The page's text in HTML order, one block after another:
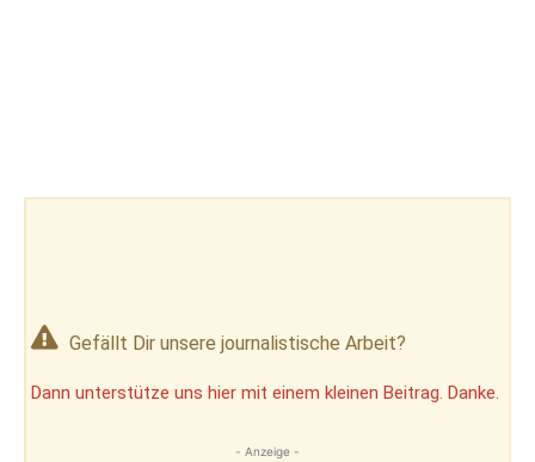
Gefällt Dir unsere journalistische Arbeit?
Dann unterstütze uns hier mit einem kleinen Beitrag. Danke.
- Anzeige -